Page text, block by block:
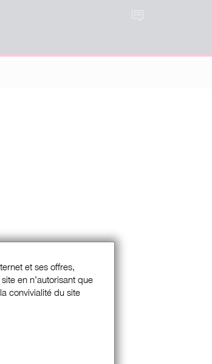
FR
et ses offres,
en n’autorisant que
convivialité du site